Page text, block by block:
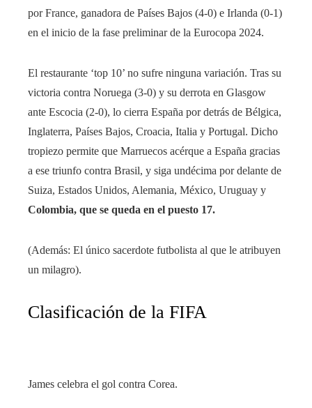
por France, ganadora de Países Bajos (4-0) e Irlanda (0-1)
en el inicio de la fase preliminar de la Eurocopa 2024.
El restaurante ‘top 10’ no sufre ninguna variación. Tras su
victoria contra Noruega (3-0) y su derrota en Glasgow
ante Escocia (2-0), lo cierra España por detrás de Bélgica,
Inglaterra, Países Bajos, Croacia, Italia y Portugal. Dicho
tropiezo permite que Marruecos acérque a España gracias
a ese triunfo contra Brasil, y siga undécima por delante de
Suiza, Estados Unidos, Alemania, México, Uruguay y
Colombia, que se queda en el puesto 17.
(Además: El único sacerdote futbolista al que le atribuyen
un milagro).
Clasificación de la FIFA
James celebra el gol contra Corea.